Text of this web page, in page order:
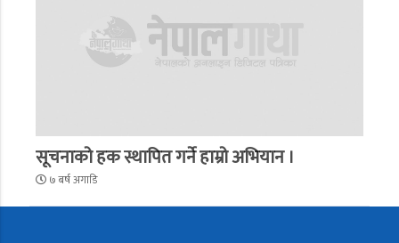
सूचनाको हक स्थापित गर्ने हाम्रो अभियान ।
७ बर्ष अगाडि